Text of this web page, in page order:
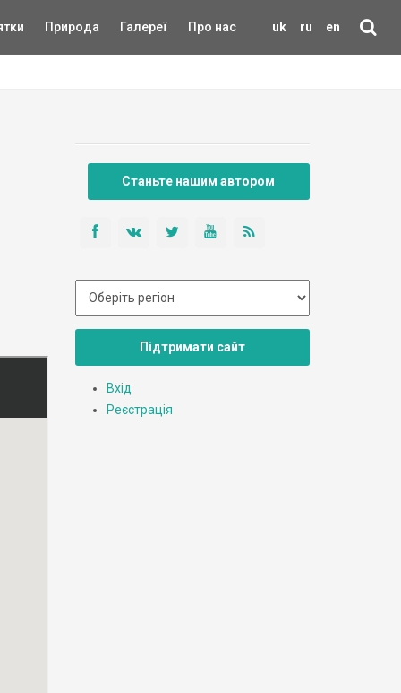
uk ru en
Природа Галереї Про нас
Станьте нашим автором
Підтримати сайт
Вхід
Реєстрація